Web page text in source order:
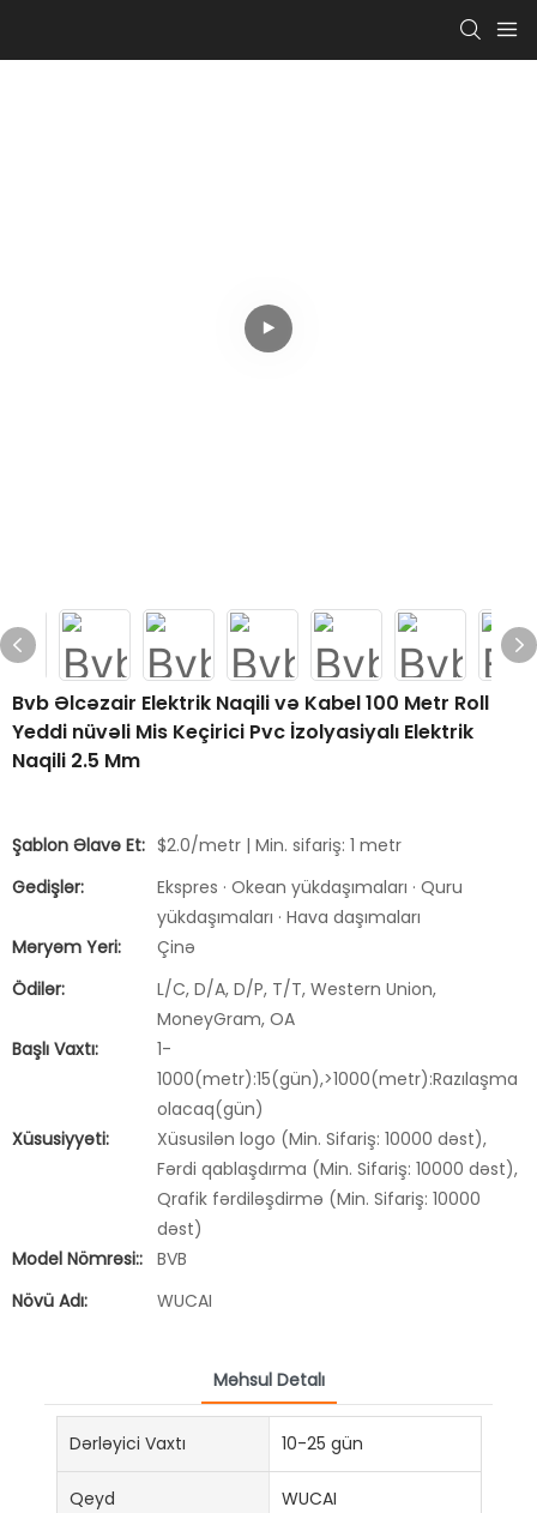
Bvb Əlcəzair Elektrik Naqili və Kabel 100 Metr Roll
Yeddi nüvəli Mis Keçirici Pvc İzolyasiyalı Elektrik
Naqili 2.5 Mm
Şablon Əlavə Et: $2.0/metr | Min. sifariş: 1 metr
Gedişlər:
Ekspres · Okean yükdaşımaları · Quru
yükdaşımaları · Hava daşımaları
Məryəm Yeri:
Çinə
Ödilər:
L/C, D/A, D/P, T/T, Western Union,
MoneyGram, OA
Başlı Vaxtı:
1-
1000(metr):15(gün),>1000(metr):Razılaşma
olacaq(gün)
Xüsusiyyəti:
Xüsusilən logo (Min. Sifariş: 10000 dəst),
Fərdi qablaşdırma (Min. Sifariş: 10000 dəst),
Qrafik fərdiləşdirmə (Min. Sifariş: 10000
dəst)
Model Nömrəsi:: BVB
Növü Adı:
WUCAI
Məhsul Detalı
Dərləyici Vaxtı 10-25 gün
Qeyd WUCAI